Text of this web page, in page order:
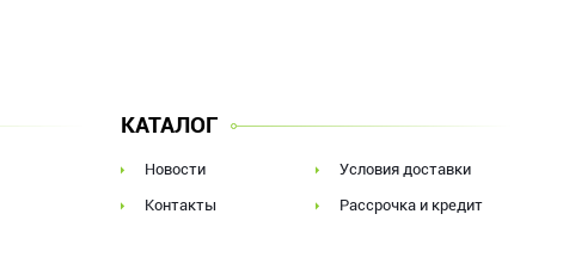
КАТАЛОГ
Новости
Контакты
Условия доставки
Рассрочка и кредит